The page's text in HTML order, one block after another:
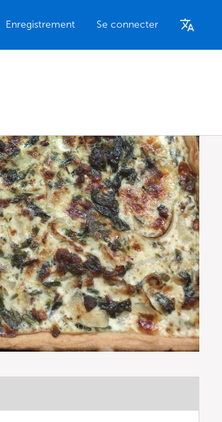
Enregistrement Se connecter